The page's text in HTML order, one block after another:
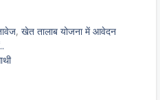
,खेत तालाब योजना में आवेदन